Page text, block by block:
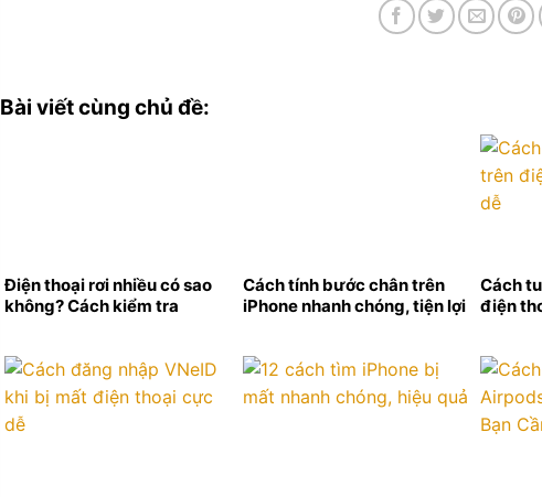
Bài viết cùng chủ đề:
Điện thoại rơi nhiều có sao
không? Cách kiểm tra
Cách tính bước chân trên
iPhone nhanh chóng, tiện lợi
Cách
điện